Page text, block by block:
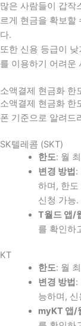
많은 사람들이 갑작
르게 현금을 확보할
다.
또한 신용 등급이
를 이용하기 어려운
소액결제 현금화 한
소액결제 현금화 한
폰 기준으로 알려드
SK텔레콤 (SKT)
한도: 월
변경 방법 :
하며, 한도
신청 가능.
T월드 앱/
를 확인하
KT
한도: 월
변경 방법 :
능하며,
myKT 앱/